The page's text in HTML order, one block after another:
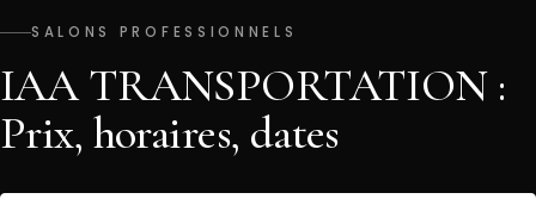
SALONS PROFESSIONNELS
IAA TRANSPORTATION :
Prix, horaires, dates